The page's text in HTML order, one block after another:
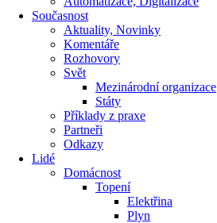
Současnost
Aktuality, Novinky
Komentáře
Rozhovory
Svět
Mezinárodní organizace
Státy
Příklady z praxe
Partneři
Odkazy
Lidé
Domácnost
Topení
Elektřina
Plyn